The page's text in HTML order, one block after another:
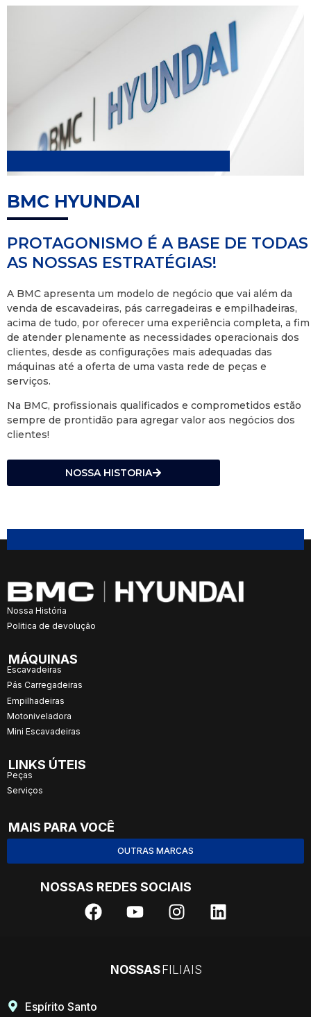
BMC HYUNDAI
PROTAGONISMO É A BASE DE TODAS
AS NOSSAS ESTRATÉGIAS!
A BMC apresenta um modelo de negócio que vai além da
venda de escavadeiras, pás carregadeiras e empilhadeiras,
acima de tudo, por oferecer uma experiência completa, a fim
de atender plenamente as necessidades operacionais dos
clientes, desde as configurações mais adequadas das
máquinas até a oferta de uma vasta rede de peças e
serviços.
Na BMC, profissionais qualificados e comprometidos estão
sempre de prontidão para agregar valor aos negócios dos
clientes!
NOSSA HISTORIA
Nossa História
Politica de devolução
MÁQUINAS
Escavadeiras
Pás Carregadeiras
Empilhadeiras
Motoniveladora
Mini Escavadeiras
LINKS ÚTEIS
Peças
Serviços
MAIS PARA VOCÊ
OUTRAS MARCAS
NOSSAS REDES SOCIAIS
NOSSASFILIAIS
Espírito Santo